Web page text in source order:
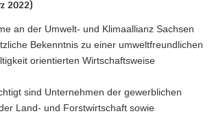
2022)
an der Umwelt- und Klimaallianz Sachsen
Bekenntnis zu einer umweltfreundlichen
orientierten Wirtschaftsweise
sind Unternehmen der gewerblichen
Land- und Forstwirtschaft sowie